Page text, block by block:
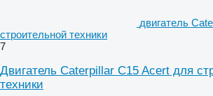
двигатель
строительной техники
7
Двигатель Caterpillar C15 Acert для
техники